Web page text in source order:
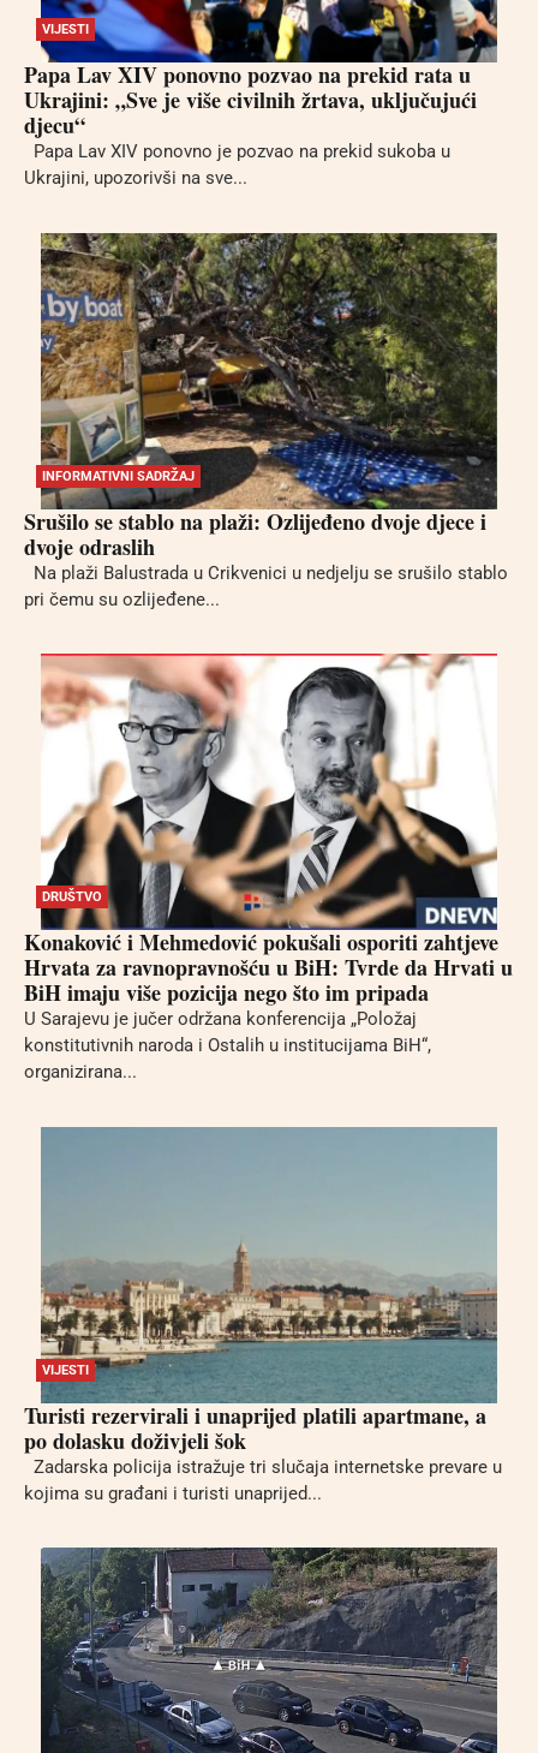
VIJESTI
Papa Lav XIV ponovno pozvao na prekid rata u
Ukrajini: „Sve je više civilnih žrtava, uključujući
djecu“
Papa Lav XIV ponovno je pozvao na prekid sukoba u
Ukrajini, upozorivši na sve...
INFORMATIVNI SADRŽAJ
Srušilo se stablo na plaži: Ozlijeđeno dvoje djece i
dvoje odraslih
Na plaži Balustrada u Crikvenici u nedjelju se srušilo stablo
pri čemu su ozlijeđene...
DRUŠTVO
Konaković i Mehmedović pokušali osporiti zahtjeve
Hrvata za ravnopravnošću u BiH: Tvrde da Hrvati u
BiH imaju više pozicija nego što im pripada
U Sarajevu je jučer održana konferencija „Položaj
konstitutivnih naroda i Ostalih u institucijama BiH“,
organizirana...
VIJESTI
Turisti rezervirali i unaprijed platili apartmane, a
po dolasku doživjeli šok
Zadarska policija istražuje tri slučaja internetske prevare u
kojima su građani i turisti unaprijed...